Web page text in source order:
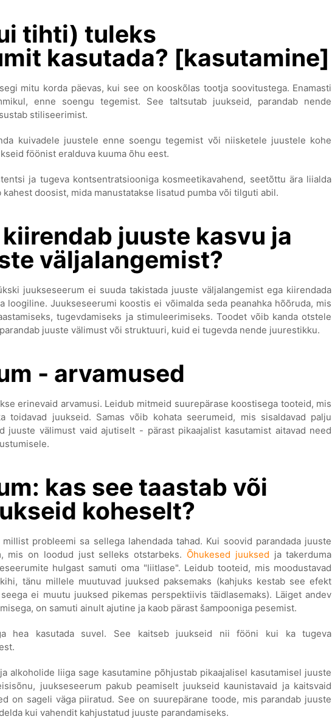
tihti) tuleks
kasutada? [kasutamine]
mitu korda päevas, kui see on kooskõlas tootja soovitustega. Enamasti
enne soengu tegemist. See taltsutab juukseid, parandab nende
stiliseerimist.
kuivadele juustele enne soengu tegemist või niisketele juustele kohe
föönist eralduva kuuma õhu eest.
ja tugeva kontsentratsiooniga kosmeetikavahend, seetõttu ära liialda
doosist, mida manustatakse lisatud pumba või tilguti abil.
juuste kasvu ja
väljalangemist?
juukseseerum ei suuda takistada juuste väljalangemist ega kiirendada
loogiline. Juukseseerumi koostis ei võimalda seda peanahka hõõruda, mis
tugevdamiseks ja stimuleerimiseks. Toodet võib kanda otstele
juuste välimust või struktuuri, kuid ei tugevda nende juurestikku.
- arvamused
erinevaid arvamusi. Leidub mitmeid suurepärase koostisega tooteid, mis
toidavad juukseid. Samas võib kohata seerumeid, mis sisaldavad palju
juuste välimust vaid ajutiselt - pärast pikaajalist kasutamist aitavad need
kas see taastab või
koheselt?
probleemi sa sellega lahendada tahad. Kui soovid parandada juuste
mis on loodud just selleks otstarbeks. Õhukesed juuksed ja takerduma
hulgast samuti oma "liitlase". Leidub tooteid, mis moodustavad
tänu millele muutuvad juuksed paksemaks (kahjuks kestab see efekt
ei muutu juuksed pikemas perspektiivis täidlasemaks). Läiget andev
on samuti ainult ajutine ja kaob pärast šampooniga pesemist.
hea kasutada suvel. See kaitseb juukseid nii fööni kui ka tugeva
alkoholide liiga sage kasutamine põhjustab pikaajalisel kasutamisel juuste
juukseseerum pakub peamiselt juukseid kaunistavaid ja kaitsvaid
on sageli väga piiratud. See on suurepärane toode, mis parandab juuste
kui vahendit kahjustatud juuste parandamiseks.